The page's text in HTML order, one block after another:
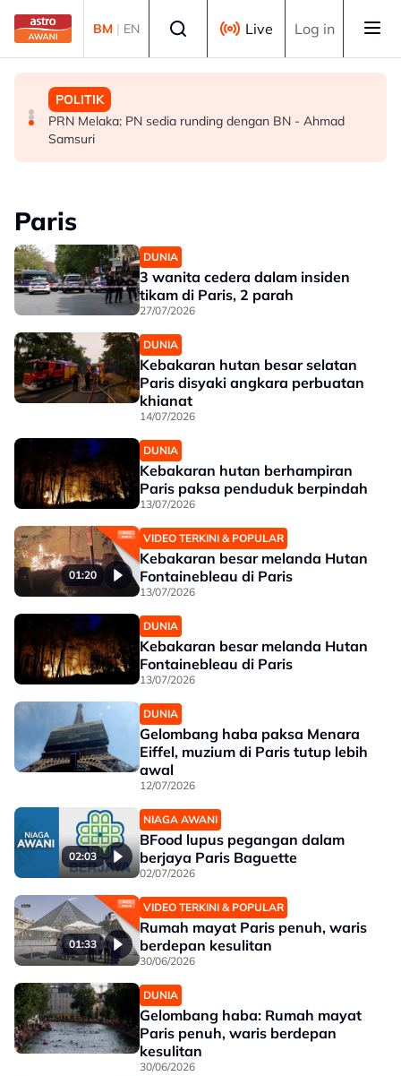
Skip to main content
BM | EN Live Log in
MALAYSIA
Tiga lelaki pelarian Myanmar ditahan bantu siasatan kes
seksual OKU
POLITIK
PRU16: PH perlu bersedia jadi pembangkang, berisiko
hilang 28 kerusi - Penganalisis
POLITIK
PRN Melaka: PN sedia runding dengan BN - Ahmad
Samsuri
Paris
DUNIA
3 wanita cedera dalam insiden
tikam di Paris, 2 parah
27/07/2026
DUNIA
Kebakaran hutan besar selatan
Paris disyaki angkara perbuatan
khianat
14/07/2026
DUNIA
Kebakaran hutan berhampiran
Paris paksa penduduk berpindah
13/07/2026
01:20
VIDEO TERKINI & POPULAR
Kebakaran besar melanda Hutan
Fontainebleau di Paris
13/07/2026
DUNIA
Kebakaran besar melanda Hutan
Fontainebleau di Paris
13/07/2026
DUNIA
Gelombang haba paksa Menara
Eiffel, muzium di Paris tutup lebih
awal
12/07/2026
02:03
NIAGA AWANI
BFood lupus pegangan dalam
berjaya Paris Baguette
02/07/2026
01:33
VIDEO TERKINI & POPULAR
Rumah mayat Paris penuh, waris
berdepan kesulitan
30/06/2026
DUNIA
Gelombang haba: Rumah mayat
Paris penuh, waris berdepan
kesulitan
30/06/2026